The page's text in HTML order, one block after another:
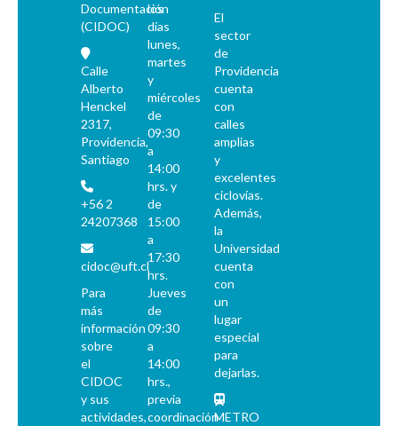
Documentación
(CIDOC)
Calle
Alberto
Henckel
2317,
Providencia,
Santiago
+56 2
24207368
cidoc@uft.cl
Para
más
información
sobre
el
CIDOC
y sus
actividades,
los
días
lunes,
martes
y
miércoles
de
09:30
a
14:00
hrs. y
de
15:00
a
17:30
hrs.
Jueves
de
09:30
a
14:00
hrs.,
previa
coordinación
El
sector
de
Providencia
cuenta
con
calles
amplias
y
excelentes
ciclovías.
Además,
la
Universidad
cuenta
con
un
lugar
especial
para
dejarlas.
METRO